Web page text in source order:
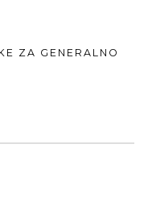
ZA GENERALNO